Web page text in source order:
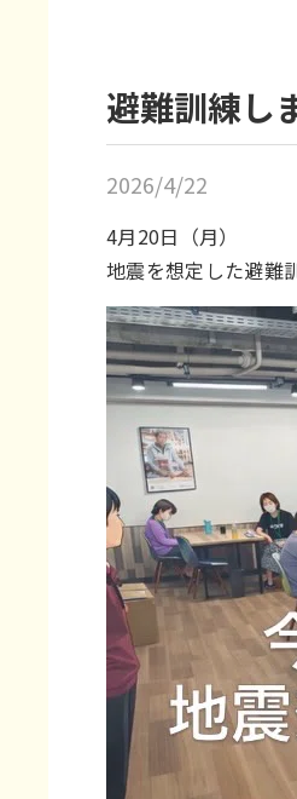
避難訓練し
2026/4/22
4月20日（月）
地震を想定した避難